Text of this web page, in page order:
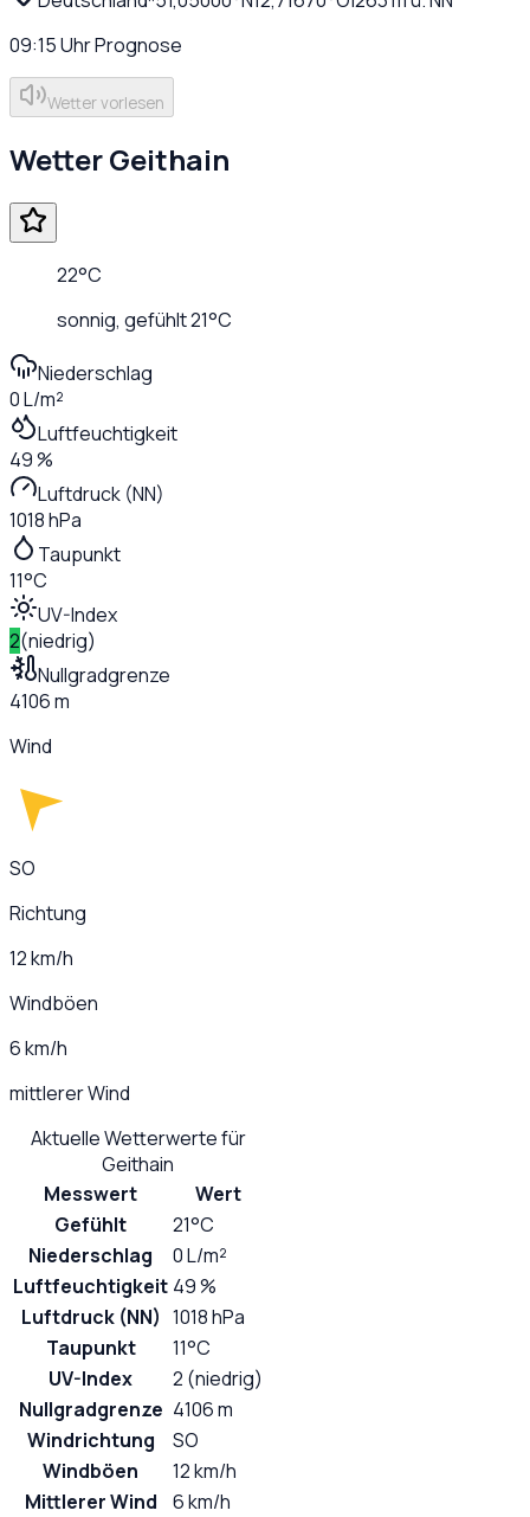
09:15UhrPrognose
Wetter vorlesen
WetterGeithain
22°C
sonnig, gefühlt21°C
Niederschlag
0 L/m²
Luftfeuchtigkeit
49 %
Luftdruck (NN)
1018 hPa
Taupunkt
11°C
UV-Index
2(niedrig)
Nullgradgrenze
4106 m
Wind
SO
Richtung
12 km/h
Windböen
6 km/h
mittlerer Wind
Aktuelle Wetterwerte für
Geithain
Messwert
Wert
Gefühlt
21°C
Niederschlag
0 L/m²
Luftfeuchtigkeit 49 %
Luftdruck (NN) 1018 hPa
Taupunkt
11°C
UV-Index
2 (niedrig)
Nullgradgrenze 4106 m
Windrichtung
SO
Windböen
12 km/h
Mittlerer Wind
6 km/h